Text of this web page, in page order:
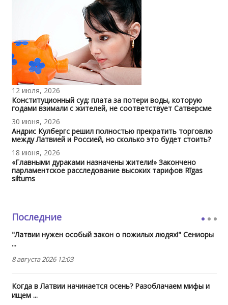
12 июля, 2026
Конституционный суд: плата за потери воды, которую
годами взимали с жителей, не соответствует Сатверсме
30 июня, 2026
Андрис Кулбергс решил полностью прекратить торговлю
между Латвией и Россией, но сколько это будет стоить?
18 июня, 2026
«Главными дураками назначены жители!» Закончено
парламентское расследование высоких тарифов Rīgas
siltums
Последние
"Латвии нужен особый закон о пожилых людях!" Сениоры
...
8 августа 2026 12:03
Когда в Латвии начинается осень? Разоблачаем мифы и
ищем ...